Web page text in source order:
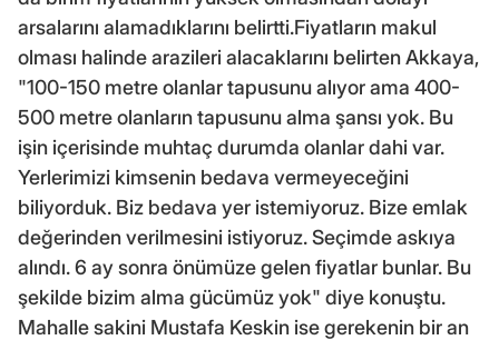
arsalarını alamadıklarını belirtti.Fiyatların makul
olması halinde arazileri alacaklarını belirten Akkaya,
"100-150 metre olanlar tapusunu alıyor ama 400-
500 metre olanların tapusunu alma şansı yok. Bu
işin içerisinde muhtaç durumda olanlar dahi var.
Yerlerimizi kimsenin bedava vermeyeceğini
biliyorduk. Biz bedava yer istemiyoruz. Bize emlak
değerinden verilmesini istiyoruz. Seçimde askıya
alındı. 6 ay sonra önümüze gelen fiyatlar bunlar. Bu
şekilde bizim alma gücümüz yok" diye konuştu.
Mahalle sakini Mustafa Keskin ise gerekenin bir an